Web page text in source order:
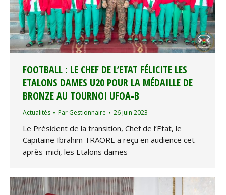
FOOTBALL : LE CHEF DE L’ETAT FÉLICITE LES
ETALONS DAMES U20 POUR LA MÉDAILLE DE
BRONZE AU TOURNOI UFOA-B
Actualités Par Gestionnaire 26 juin 2023
Le Président de la transition, Chef de l’Etat, le
Capitaine Ibrahim TRAORE a reçu en audience cet
après-midi, les Etalons dames